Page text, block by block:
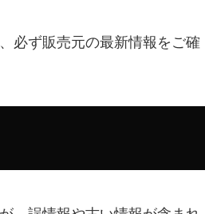
必ず販売元の最新情報をご確